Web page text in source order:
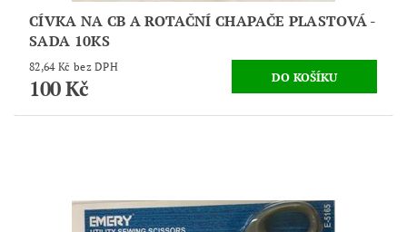
CÍVKA NA CB A ROTAČNÍ CHAPAČE PLASTOVÁ -
SADA 10KS
82,64 Kč bez DPH
100 Kč